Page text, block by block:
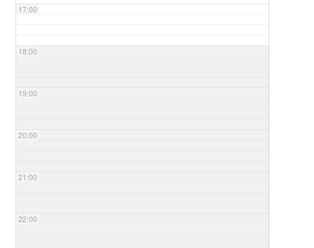
17:00
18:00
19:00
20:00
21:00
22:00